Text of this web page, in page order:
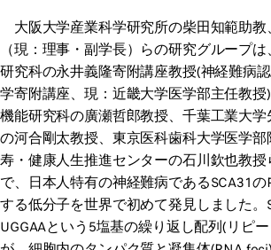
大阪大学産業科学研究所の柴田知範助教
（現：理事・副学長）らの研究グループ
研究科の永井義隆寄附講座教授(神経難病
学寄附講座、現：近畿大学医学部主任教授
機能研究科の廣瀬哲郎教授、千葉工業大
の河合剛太教授、東京医科歯科大学医学
寿・健康人生推進センターの石川欽也教
で、日本人特有の神経難病であるSCA31
する低分子を世界で初めて発見しました。
UGGAAという5塩基の繰り返し配列(リピ